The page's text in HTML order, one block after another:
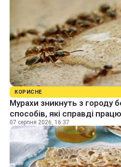
КОРИСНЕ
Мурахи зникнуть з городу
способів, які справді
07 серпня 2026, 16:37